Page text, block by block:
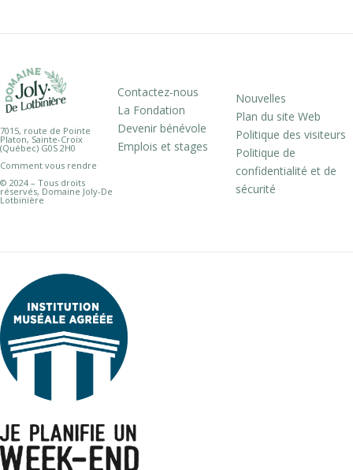
7015, route de Pointe
Platon, Sainte-Croix
(Québec) G0S 2H0
Comment vous rendre
© 2024 – Tous droits
réservés, Domaine Joly-De
Lotbinière
Contactez-nous
La Fondation
Devenir bénévole
Emplois et stages
Nouvelles
Plan du site Web
Politique des visiteurs
Politique de
confidentialité et de
sécurité